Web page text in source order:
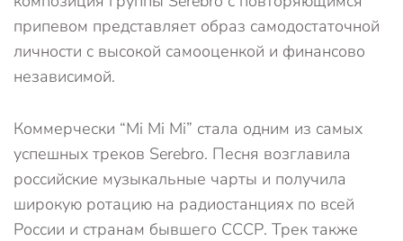
припевом представляет образ самодостаточной
личности c высокой самооценкой и финансово
независимой.
Коммерчески “Mi Mi Mi” стала одним из самых
успешных треков Serebro. Песня возглавила
российские музыкальные чарты и получила
широкую ротацию на радиостанциях по всей
России и странам бывшего СССР. Трек также